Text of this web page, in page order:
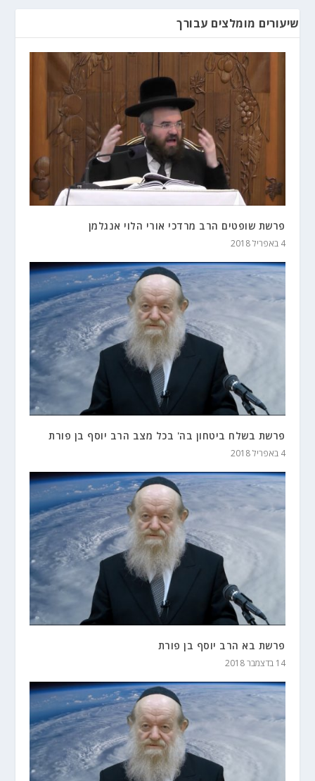
שיעורים מומלצים עבורך
פרשת שופטים הרב מרדכי אורי הלוי אנגלמן
4 באפריל 2018
פרשת בשלח ביטחון בה' בכל מצב הרב יוסף בן פורת
4 באפריל 2018
פרשת בא הרב יוסף בן פורת
14 בדצמבר 2018